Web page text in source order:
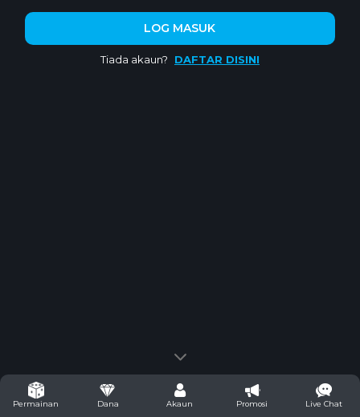
Tiada akaun? DAFTAR DISINI
Permainan Dana Akaun Promosi Live Chat